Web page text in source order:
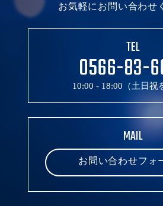
お気軽にお問い合わせ
TEL
0566-83-
10:00 - 18:00（土日祝
MAIL
お問い合わせフォ